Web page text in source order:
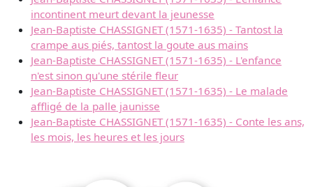
incontinent meurt devant la jeunesse
Jean-Baptiste CHASSIGNET (1571-1635) - Tantost la
crampe aus piés, tantost la goute aus mains
Jean-Baptiste CHASSIGNET (1571-1635) - L'enfance
n'est sinon qu'une stérile fleur
Jean-Baptiste CHASSIGNET (1571-1635) - Le malade
affligé de la palle jaunisse
Jean-Baptiste CHASSIGNET (1571-1635) - Conte les ans,
les mois, les heures et les jours